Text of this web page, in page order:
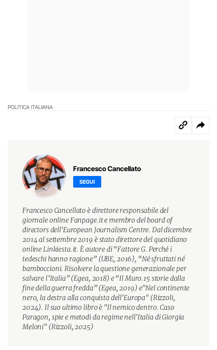
POLITICA ITALIANA
Francesco Cancellato
SEGUI
Francesco Cancellato è direttore responsabile del
giornale online Fanpage.it e membro del board of
directors dell'European Journalism Centre. Dal dicembre
2014 al settembre 2019 è stato direttore del quotidiano
online Linkiesta.it. È autore di “Fattore G. Perché i
tedeschi hanno ragione” (UBE, 2016), “Né sfruttati né
bamboccioni. Risolvere la questione generazionale per
salvare l’Italia” (Egea, 2018) e “Il Muro.15 storie dalla
fine della guerra fredda” (Egea, 2019) e"Nel continente
nero, la destra alla conquista dell'Europa" (Rizzoli,
2024). Il suo ultimo libro è "Il nemico dentro. Caso
Paragon, spie e metodi da regime nell'Italia di Giorgia
Meloni" (Rizzoli, 2025)